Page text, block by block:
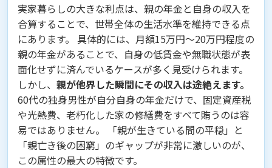
実家暮らしの大きな利点は、親の年金と自身の収入を
合算することで、世帯全体の生活水準を維持できる点
にあります。 具体的には、月額15万円〜20万円程度の
親の年金があることで、自身の低賃金や無職状態が表
面化せずに済んでいるケースが多く見受けられます。
しかし、 親が他界した瞬間にその収入は途絶えます。
60代の独身男性が自分自身の年金だけで、固定資産税
や光熱費、老朽化した家の修繕費をすべて賄うのは容
易ではありません。 「親が生きている間の平穏」と
「親亡き後の困窮」のギャップが非常に激しいのが、
この属性の最大の特徴です。